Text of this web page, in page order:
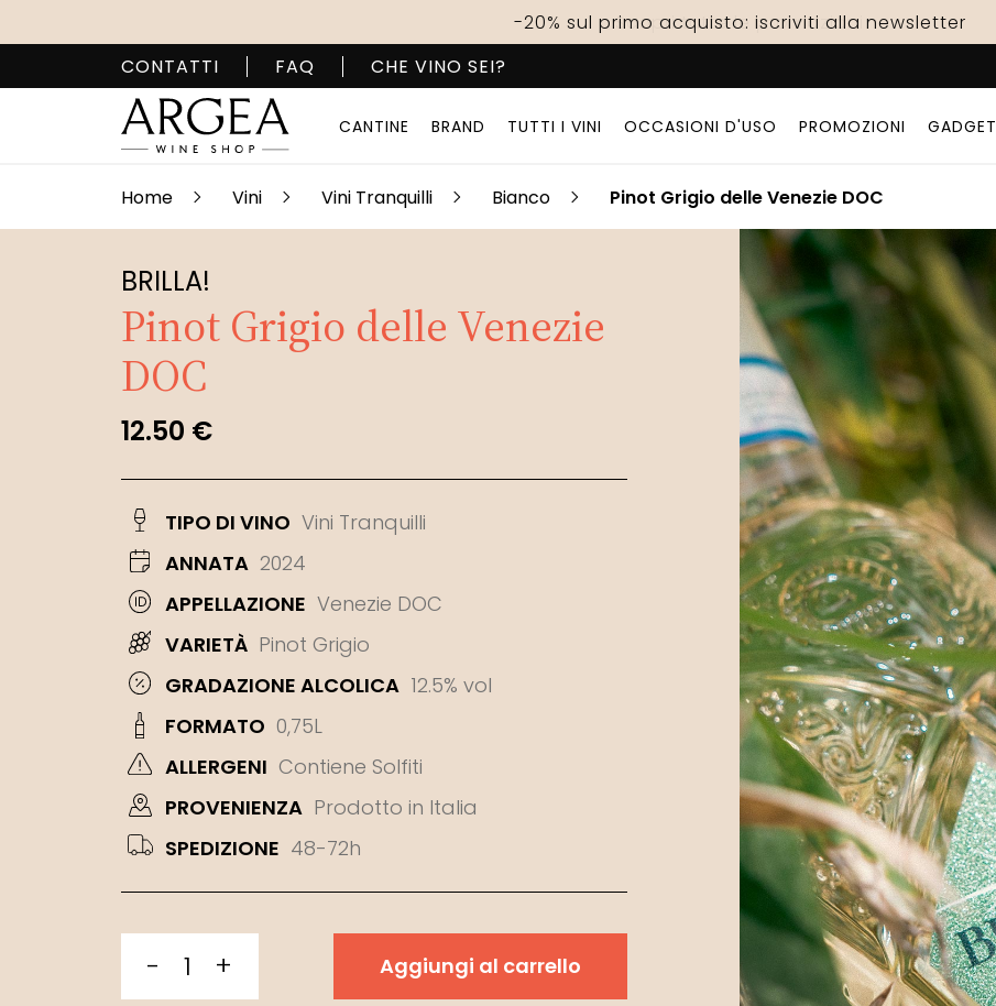
Spedizione gratuita! con una spesa di 69€
Scopri tutte le promozioni
-20% sul primo acquisto: iscriviti alla newsletter
CONTATTI
FAQ CHE VINO SEI?
CANTINE BRAND TUTTI I VINI OCCASIONI D'USO PROMOZIONI GADGET
Home Vini Vini Tranquilli Bianco Pinot Grigio delle Venezie DOC
Pinot Grigio delle Venezie
DOC
BRILLA!
12.50 €
TIPO DI VINO Vini Tranquilli
ANNATA 2024
APPELLAZIONE Venezie DOC
VARIETÀ Pinot Grigio
GRADAZIONE ALCOLICA 12.5% vol
FORMATO 0,75L
ALLERGENI Contiene Solfiti
PROVENIENZA Prodotto in Italia
SPEDIZIONE 48-72h
- + Aggiungi al carrello